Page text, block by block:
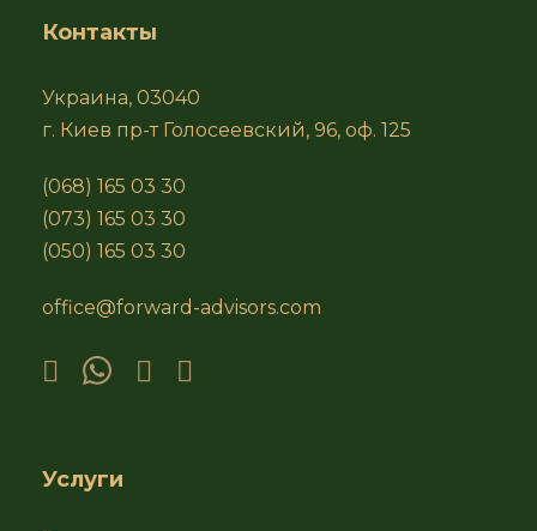
Контакты
Украина, 03040
г. Киев пр-т Голосеевский, 96, оф. 125
(068) 165 03 30
(073) 165 03 30
(050) 165 03 30
office@forward-advisors.com
Услуги